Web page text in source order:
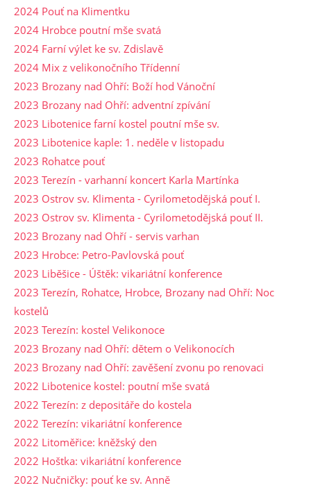
2024 Pouť na Klimentku
2024 Hrobce poutní mše svatá
2024 Farní výlet ke sv. Zdislavě
2024 Mix z velikonočního Třídenní
2023 Brozany nad Ohří: Boží hod Vánoční
2023 Brozany nad Ohří: adventní zpívání
2023 Libotenice farní kostel poutní mše sv.
2023 Libotenice kaple: 1. neděle v listopadu
2023 Rohatce pouť
2023 Terezín - varhanní koncert Karla Martínka
2023 Ostrov sv. Klimenta - Cyrilometodějská pouť I.
2023 Ostrov sv. Klimenta - Cyrilometodějská pouť II.
2023 Brozany nad Ohří - servis varhan
2023 Hrobce: Petro-Pavlovská pouť
2023 Liběšice - Úštěk: vikariátní konference
2023 Terezín, Rohatce, Hrobce, Brozany nad Ohří: Noc
kostelů
2023 Terezín: kostel Velikonoce
2023 Brozany nad Ohří: dětem o Velikonocích
2023 Brozany nad Ohří: zavěšení zvonu po renovaci
2022 Libotenice kostel: poutní mše svatá
2022 Terezín: z depositáře do kostela
2022 Terezín: vikariátní konference
2022 Litoměřice: kněžský den
2022 Hoštka: vikariátní konference
2022 Nučničky: pouť ke sv. Anně